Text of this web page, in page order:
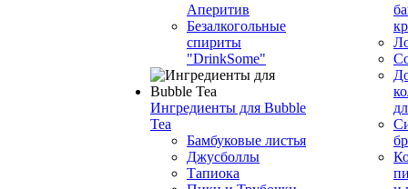
Аперитив
Безалкогольные
спириты
"DrinkSome"
Ингредиенты для Bubble
Tea
Бамбуковые листья
Джусболлы
Тапиока